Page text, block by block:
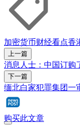
加密货币财经看点香
上一篇
消息人士：中国订购
下一篇
缅北白家犯罪集团
购买此文章